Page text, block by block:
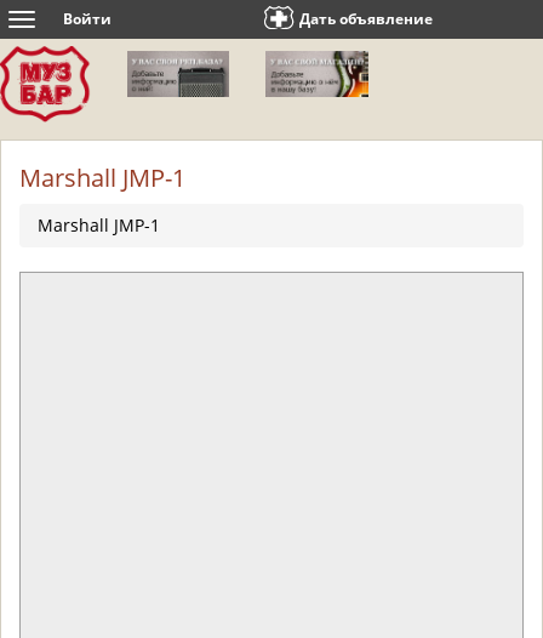
Toggle
navigation
Войти Дать объявление
Marshall JMP-1
Marshall JMP-1